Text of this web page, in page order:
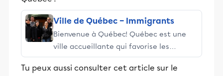
Ville de Québec – Immigrants
Bienvenue à Québec! Québec est une
ville accueillante qui favorise les
rapprochements interculturels. Partez à
la découverte de ses attraits, profitez
Tu peux aussi consulter cet article sur le